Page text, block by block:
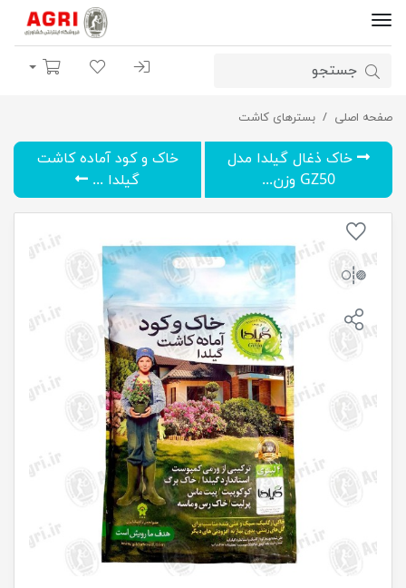
ورود | ثبت نام
لیست مورد علاقه
سبد خرید
صفحه اصلی بسترهای کاشت
خاک و کود آماده کاشت گیلدا مدل GK04L حجم 4 لیتر
خاک ذغال گیلدا مدل
GZ50 وزن...
خاک و کود آماده کاشت
گیلدا ...